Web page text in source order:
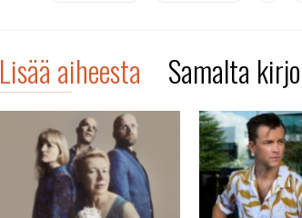
Lisää aiheesta Samalta